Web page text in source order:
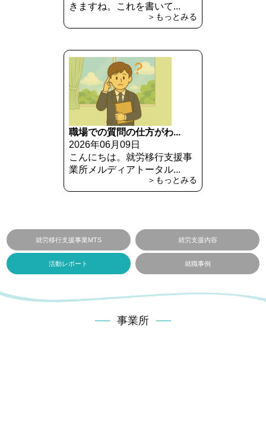
きますね。これを書いて...
＞もっとみる
職場での質問の仕方がわ...
2026年06月09日
こんにちは。就労移行支援事
業所メルディアトータル...
＞もっとみる
就労移行支援事業MTS 就労支援内容
活動レポート 就職事例
事業所